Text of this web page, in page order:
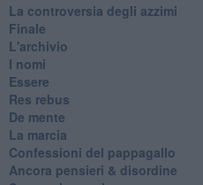
La controversia degli azzimi
Finale
L'archivio
I nomi
Essere
Res rebus
De mente
La marcia
Confessioni del pappagallo
Ancora pensieri & disordine